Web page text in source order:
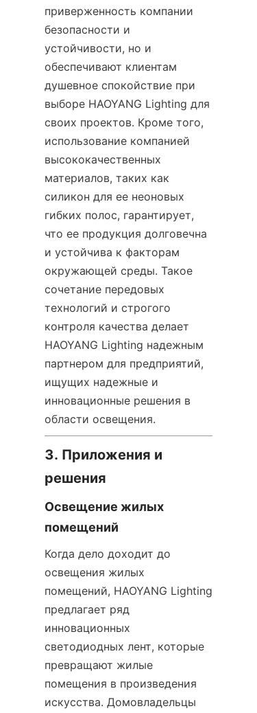
приверженность компании
безопасности и
устойчивости, но и
обеспечивают клиентам
душевное спокойствие при
выборе HAOYANG Lighting для
своих проектов. Кроме того,
использование компанией
высококачественных
материалов, таких как
силикон для ее неоновых
гибких полос, гарантирует,
что ее продукция долговечна
и устойчива к факторам
окружающей среды. Такое
сочетание передовых
технологий и строгого
контроля качества делает
HAOYANG Lighting надежным
партнером для предприятий,
ищущих надежные и
инновационные решения в
области освещения.
3. Приложения и
решения
Освещение жилых
помещений
Когда дело доходит до
освещения жилых
помещений, HAOYANG Lighting
предлагает ряд
инновационных
светодиодных лент, которые
превращают жилые
помещения в произведения
искусства. Домовладельцы